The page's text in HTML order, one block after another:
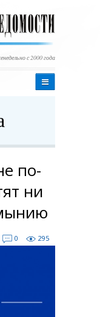
с 2000 года
по-
ни
0 295